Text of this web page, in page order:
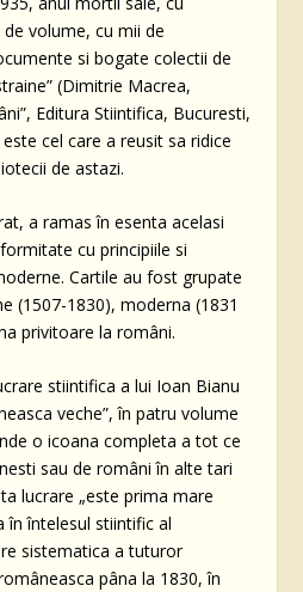
volume, cu mii de
si bogate colectii de
(Dimitrie Macrea,
Editura Stiintifica, Bucuresti,
cel care a reusit sa ridice
de astazi.
a ramas în esenta acelasi
cu principiile si
Cartile au fost grupate
(1507-1830), moderna (1831
privitoare la români.
stiintifica a lui Ioan Bianu
veche”, în patru volume
o icoana completa a tot ce
sau de români în alte tari
lucrare „este prima mare
în întelesul stiintific al
sistematica a tuturor
pâna la 1830, în